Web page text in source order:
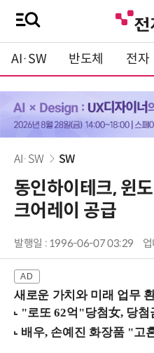
AI·SW 반도체 전자
AI·SW SW
동인하이테크, 윈
크어레이 공급
발행일 : 1996-06-07 03:29
새로운 가치와 미래 업무 환경을 조망하는 AI